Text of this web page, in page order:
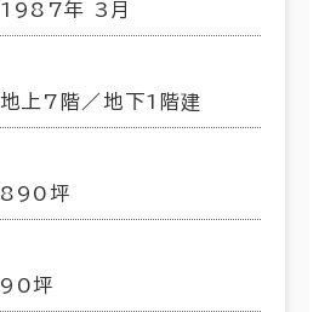
1987年 3月
地上7階／地下1階建
890坪
90坪